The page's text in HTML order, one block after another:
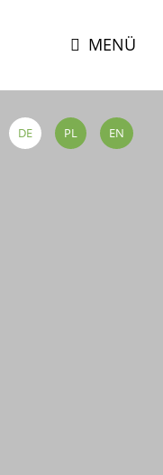
MENÜ
DE PL EN